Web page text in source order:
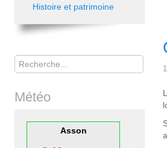
Histoire et patrimoine
Rechercher
Météo
Asson